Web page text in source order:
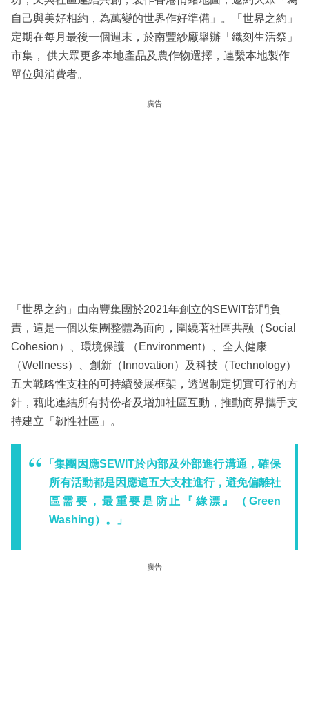
自己與美好相約，為萬變的世界作好準備」。「世界之約」
定期在每月最後一個週末，於南豐紗廠舉辦「織刻生活祭」
市集， 供大眾更多本地產品及農作物選擇，連繫本地製作
單位與消費者。
廣告
「世界之約」由南豐集團於2021年創立的SEWIT部門負
責，這是一個以集團整體為面向，圍繞著社區共融（Social
Cohesion）、環境保護 （Environment）、全人健康
（Wellness）、創新（Innovation）及科技（Technology）
五大戰略性支柱的可持續發展框架，透過制定切實可行的方
針，藉此連結所有持份者及增加社區互動，推動商界攜手支
持建立「韌性社區」。
「集團因應SEWIT於內部及外部進行溝通，確保
所有活動都是因應這五大支柱進行，避免偏離社
區需要，最重要是防止『綠漂』（Green
Washing）。」
廣告